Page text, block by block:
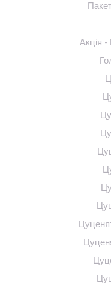
Акція -